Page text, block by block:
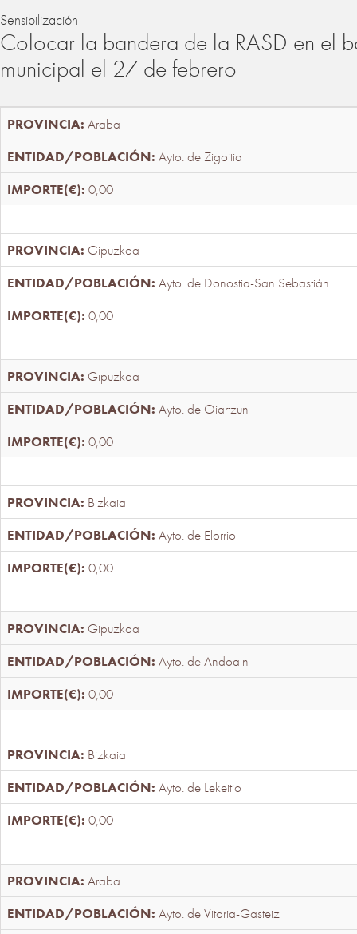
Sensibilización
Colocar la bandera de la RASD en el
municipal el 27 de febrero
Araba
Ayto. de Zigoitia
0,00
Gipuzkoa
Ayto. de Donostia-San Sebastián
0,00
Gipuzkoa
Ayto. de Oiartzun
0,00
Bizkaia
Ayto. de Elorrio
0,00
Gipuzkoa
Ayto. de Andoain
0,00
Bizkaia
Ayto. de Lekeitio
0,00
Araba
Ayto. de Vitoria-Gasteiz